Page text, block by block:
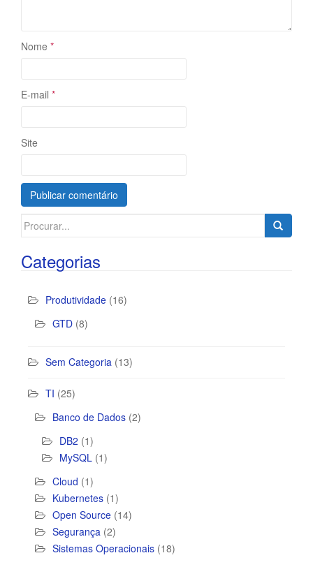
Nome *
E-mail *
Site
Search
Categorias
Produtividade (16)
GTD (8)
Sem Categoria (13)
TI (25)
Banco de Dados (2)
DB2 (1)
MySQL (1)
Cloud (1)
Kubernetes (1)
Open Source (14)
Segurança (2)
Sistemas Operacionais (18)